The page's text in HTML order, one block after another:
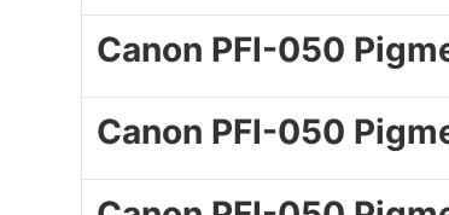
Canon PFI-050
Canon PFI-050